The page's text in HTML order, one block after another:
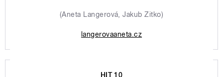
(Aneta Langerová, Jakub Zitko)
langerovaaneta.cz
HIT 10